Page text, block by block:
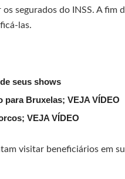
segurados do INSS. A fim
las.
seus shows
Bruxelas; VEJA VÍDEO
VEJA VÍDEO
visitar beneficiários em